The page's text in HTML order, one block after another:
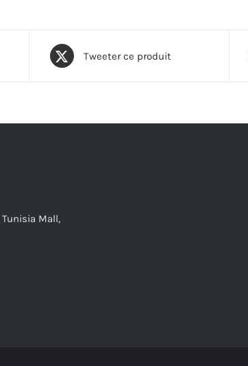
Tweeter ce produit
Mall,